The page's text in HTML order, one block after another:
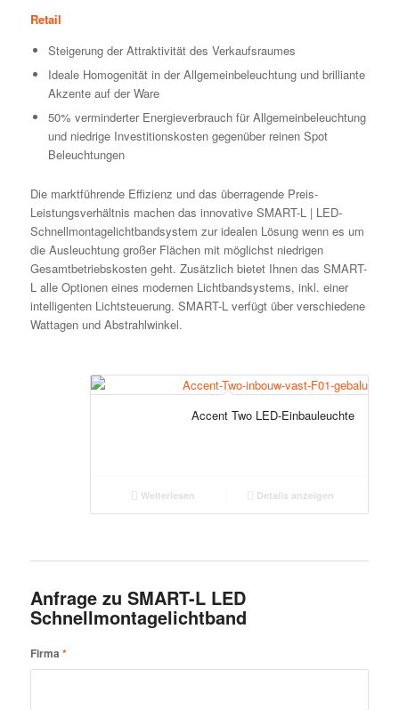
Retail
Steigerung der Attraktivität des Verkaufsraumes
Ideale Homogenität in der Allgemeinbeleuchtung und brilliante
Akzente auf der Ware
50% verminderter Energieverbrauch für Allgemeinbeleuchtung
und niedrige Investitionskosten gegenüber reinen Spot
Beleuchtungen
Die marktführende Effizienz und das überragende Preis-
Leistungsverhältnis machen das innovative SMART-L | LED-
Schnellmontagelichtbandsystem zur idealen Lösung wenn es um
die Ausleuchtung großer Flächen mit möglichst niedrigen
Gesamtbetriebskosten geht. Zusätzlich bietet Ihnen das SMART-
L alle Optionen eines modernen Lichtbandsystems, inkl. einer
intelligenten Lichtsteuerung. SMART-L verfügt über verschiedene
Wattagen und Abstrahlwinkel.
Accent Two LED-Einbauleuchte
Weiterlesen Details anzeigen
Anfrage zu SMART-L LED
Schnellmontagelichtband
Firma *